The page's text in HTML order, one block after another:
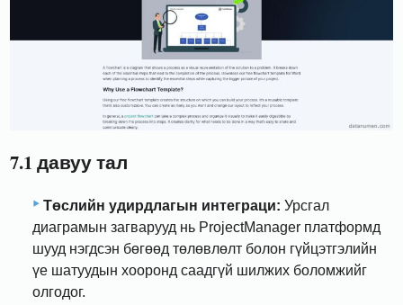
7.1 давуу тал
Төслийн удирдлагын интеграци: Урсгал
диаграмын загварууд нь ProjectManager платформд
шууд нэгдсэн бөгөөд төлөвлөлт болон гүйцэтгэлийн
үе шатуудын хооронд саадгүй шилжих боломжийг
олгодог.